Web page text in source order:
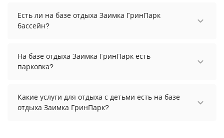
осуществить до 12:00.
Есть ли на базе отдыха Заимка ГринПарк
бассейн?
бассейн.
На базе отдыха Заимка ГринПарк есть
парковка?
уточните информацию перед бронированием у
менеджера, возможно, услуга оплачивается
Какие услуги для отдыха с детьми есть на базе
отдыха Заимка ГринПарк?